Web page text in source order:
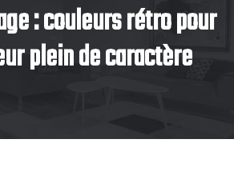
: couleurs rétro pour
plein de caractère